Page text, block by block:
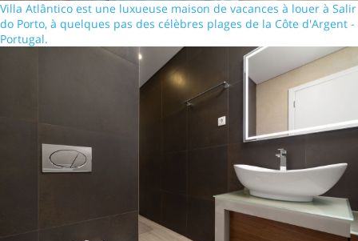
Villa Atlântico est une luxueuse maison de vacances à louer à Salir
do Porto, à quelques pas des célèbres plages de la Côte d'Argent -
Portugal.